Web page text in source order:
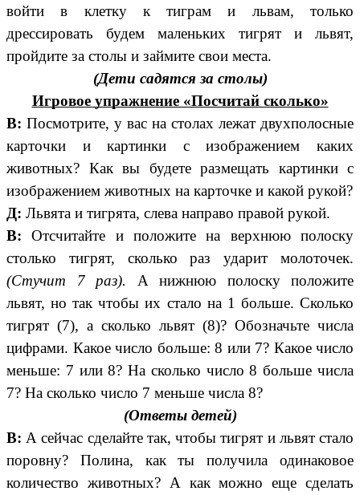
войти в клетку к тиграм и львам, только
дрессировать будем маленьких тигрят и львят,
пройдите за столы и займите свои места.
(Дети садятся за столы)
Игровое упражнение «Посчитай сколько»
В: Посмотрите, у вас на столах лежат двухполосные
карточки и картинки с изображением каких
животных? Как вы будете размещать картинки с
изображением животных на карточке и какой рукой?
Д: Львята и тигрята, слева направо правой рукой.
В: Отсчитайте и положите на верхнюю полоску
столько тигрят, сколько раз ударит молоточек.
(Стучит 7 раз). А нижнюю полоску положите
львят, но так чтобыих стало на 1 больше. Сколько
тигрят (7), а сколько львят (8)? Обозначьте числа
цифрами. Какое число больше: 8 или 7? Какое число
меньше: 7 или 8? На сколько число 8 больше числа
7? На сколько число 7 меньше числа 8?
(Ответы детей)
В: А сейчас сделайте так, чтобы тигрят и львят стало
поровну? Полина, как ты получила одинаковое
количество животных? А как можно еще сделать